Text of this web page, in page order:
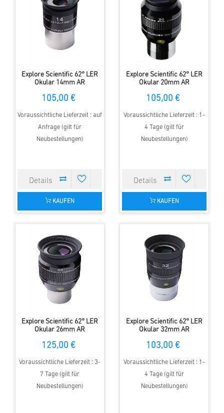
Explore Scientific 62° LER
Okular 14mm AR
105,00 €
Voraussichtliche Lieferzeit : auf
Anfrage (gilt für
Neubestellungen)
KAUFEN
Explore Scientific 62° LER
Okular 20mm AR
105,00 €
Voraussichtliche Lieferzeit : 1-
4 Tage (gilt für
Neubestellungen)
KAUFEN
Explore Scientific 62° LER
Okular 26mm AR
125,00 €
Voraussichtliche Lieferzeit : 3-
7 Tage (gilt für
Neubestellungen)
Explore Scientific 62° LER
Okular 32mm AR
103,00 €
Voraussichtliche Lieferzeit : 1-
4 Tage (gilt für
Neubestellungen)